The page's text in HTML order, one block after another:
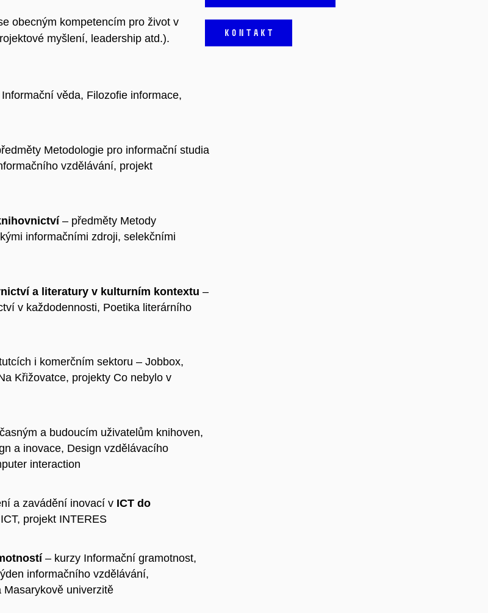
obecným kompetencím pro život v
myšlení, leadership atd.).
KONTAKT
věda, Filozofie informace,
Metodologie pro informační studia
vzdělávání, projekt
– předměty Metody
informačními zdroji, selekčními
a literatury v kulturním kontextu –
v každodennosti, Poetika literárního
i komerčním sektoru – Jobbox,
Křižovatce, projekty Co nebylo v
a budoucím uživatelům knihoven,
a inovace, Design vzdělávacího
interaction
a zavádění inovací v ICT do
projekt INTERES
– kurzy Informační gramotnost,
informačního vzdělávání,
univerzitě